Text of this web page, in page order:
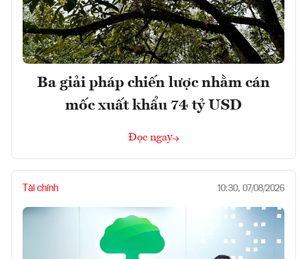
Ba giải pháp chiến lược nhằm cán
mốc xuất khẩu 74 tỷ USD
Đọc ngay
Tài chính 10:30, 07/08/2026